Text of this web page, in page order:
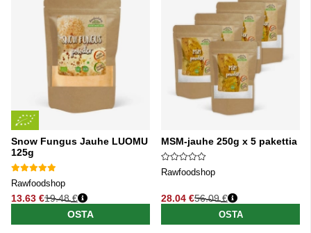
Snow Fungus Jauhe LUOMU
125g
Rawfoodshop
13.63 €
Normaali hinta
19.48 €
OSTA
MSM-jauhe 250g x 5 pakettia
Rawfoodshop
28.04 €
Normaali hinta
56.09 €
OSTA